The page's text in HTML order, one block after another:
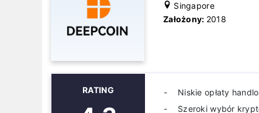
Singapore
Założony: 2018
RATING
Niskie opłaty
Szeroki wybór